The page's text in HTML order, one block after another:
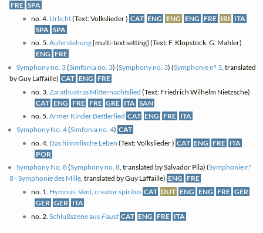
FRE SPA
no. 4. Urlicht(Text: Volkslieder ) CAT ENG ENG ENG FRE IRI ITA
SPA SPA
no. 5. Auferstehung[multi-text setting] (Text: F. Klopstock, G. Mahler)
ENG FRE
Symphony no. 3(Simfonia no. 3) (Symphony no. 3) (Symphonie nº 3, translated
by Guy Laffaille) CAT ENG FRE
no. 3. Zarathustras Mitternachtslied (Text: Friedrich Wilhelm Nietzsche)
CAT ENG FRE FRE GRE ITA SAN
no. 5. Armer Kinder Bettlerlied CAT ENG FRE ITA
Symphony No. 4(Simfonia no. 4) CAT
no. 4. Das himmlische Leben (Text: Volkslieder ) CAT ENG FRE ITA
POR
Symphony No. 8(Symphony no. 8, translated by Salvador Pila) (Symphonie nº
8 - Symphonie des Mille, translated by Guy Laffaille) ENG FRE
no. 1. Hymnus: Veni, creator spiritus CAT DUT ENG ENG FRE GER
GER GER ITA
no. 2. Schlußszene aus Faust CAT ENG FRE ITA